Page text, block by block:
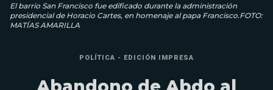
El barrio San Francisco fue edificado durante la administración
presidencial de Horacio Cartes, en homenaje al papa Francisco.FOTO:
MATÍAS AMARILLA
POLÍTICA - EDICIÓN IMPRESA